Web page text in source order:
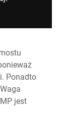
Ponadto
jest